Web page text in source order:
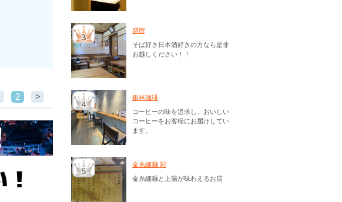
2 >
盛留
そば好き日本酒好きの方なら是非
お越しください！！
銀林珈琲
コーヒーの味を追求し、おいしい
コーヒーをお客様にお届けしてい
ます。
金糸細麺 彩
金糸細麺と上湯が味わえるお店